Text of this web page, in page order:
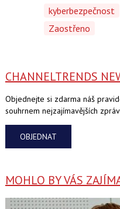
kyberbezpečnost
Zaostřeno
CHANNELTRENDS
Objednejte si zdarma náš
souhrnem nejzajímavějších
OBJEDNAT
MOHLO BY VÁS